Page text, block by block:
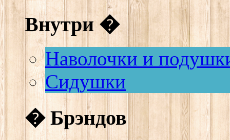
Внутри �
Наволочки и
Сидушки
� Брэндов